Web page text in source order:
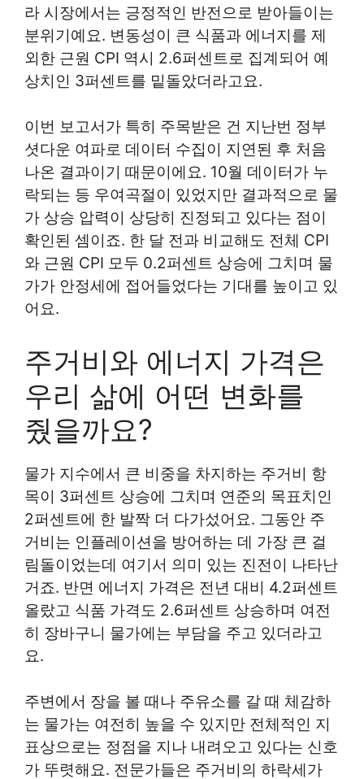
라 시장에서는 긍정적인 반전으로 받아들이는
분위기예요. 변동성이 큰 식품과 에너지를 제
외한 근원 CPI 역시 2.6퍼센트로 집계되어 예
상치인 3퍼센트를 밑돌았더라고요.
이번 보고서가 특히 주목받은 건 지난번 정부
셧다운 여파로 데이터 수집이 지연된 후 처음
나온 결과이기 때문이에요. 10월 데이터가 누
락되는 등 우여곡절이 있었지만 결과적으로 물
가 상승 압력이 상당히 진정되고 있다는 점이
확인된 셈이죠. 한 달 전과 비교해도 전체 CPI
와 근원 CPI 모두 0.2퍼센트 상승에 그치며 물
가가 안정세에 접어들었다는 기대를 높이고 있
어요.
주거비와 에너지 가격은
우리 삶에 어떤 변화를
줬을까요?
물가 지수에서 큰 비중을 차지하는 주거비 항
목이 3퍼센트 상승에 그치며 연준의 목표치인
2퍼센트에 한 발짝 더 다가섰어요. 그동안 주
거비는 인플레이션을 방어하는 데 가장 큰 걸
림돌이었는데 여기서 의미 있는 진전이 나타난
거죠. 반면 에너지 가격은 전년 대비 4.2퍼센트
올랐고 식품 가격도 2.6퍼센트 상승하며 여전
히 장바구니 물가에는 부담을 주고 있더라고
요.
주변에서 장을 볼 때나 주유소를 갈 때 체감하
는 물가는 여전히 높을 수 있지만 전체적인 지
표상으로는 정점을 지나 내려오고 있다는 신호
가 뚜렷해요. 전문가들은 주거비의 하락세가